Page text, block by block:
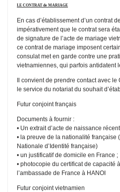
LE CONTRAT de MARIAGE
En cas d’établissement d’un contrat
impérativement que le contrat sera
de signature de l’acte de mariage
ce contrat de mariage imposent
consulat met en garde contre une
vietnamiennes, qui parfois antidatent
Il convient de prendre contact avec
le service du notariat du souhait
Futur conjoint français
Documents à fournir :
• Un extrait d’acte de naissance
• la preuve de la nationalité française
Nationale d’Identité française)
• un justificatif de domicile en France ;
• photocopie du certificat de capacité
l’ambassade de France à HANOI
Futur conjoint vietnamien